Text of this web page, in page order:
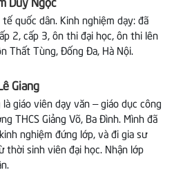
Duy Ngọc
quốc dân. Kinh nghiệm dạy: đã
2, cấp 3, ôn thi đại học, ôn thi lên
Thất Tùng, Đống Đa, Hà Nội.
Giang
là giáo viên dạy văn – giáo dục công
THCS Giảng Võ, Ba Đình. Mình đã
nghiệm đứng lớp, và đi gia sư
thời sinh viên đại học. Nhận lớp